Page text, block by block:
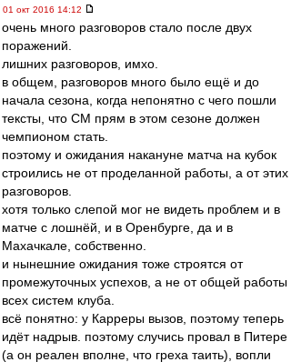
01 окт 2016 14:12
очень много разговоров стало после двух
поражений.
лишних разговоров, имхо.
в общем, разговоров много было ещё и до
начала сезона, когда непонятно с чего пошли
тексты, что СМ прям в этом сезоне должен
чемпионом стать.
поэтому и ожидания накануне матча на кубок
строились не от проделанной работы, а от этих
разговоров.
хотя только слепой мог не видеть проблем и в
матче с лошнёй, и в Оренбурге, да и в
Махачкале, собственно.
и нынешние ожидания тоже строятся от
промежуточных успехов, а не от общей работы
всех систем клуба.
всё понятно: у Карреры вызов, поэтому теперь
идёт надрыв. поэтому случись провал в Питере
(а он реален вполне, что греха таить), вопли